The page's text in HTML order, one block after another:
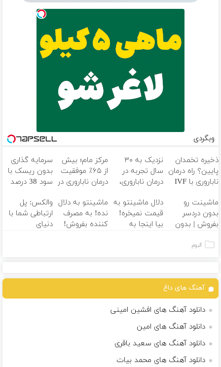
وبگردی
ذخیره تخمدان
پایین؟ راه درمان
ناباروری با IVF
نزدیک به ۳۰
سال تجربه در
درمان ناباروری،
فوق‌تخصصی
مام
مرکز مام؛ بیش
از ۶۵٪ موفقیت
درمان ناباروری در
سرمایه گذاری
بدون ریسک با
سود 38 درصد
ماشینت رو
بدون دردسر
بفروش | بدون
دلال ماشینتو به
قیمت نمیخره!
بیا اینجا به
ماشینتو به دلال
نده! به مصرف
کننده بفروش!
والکس: پل
ارتباطی شما با
دنیای
آلبوم
آهنگ های داغ
دانلود آهنگ های افشین امینی
دانلود آهنگ های امین
دانلود آهنگ های سعید باقری
دانلود آهنگ های محمد بیات